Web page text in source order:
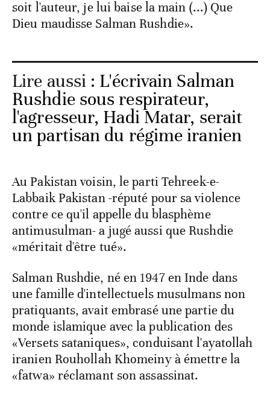
soit l'auteur, je lui baise la main (...) Que
Dieu maudisse Salman Rushdie».
Lire aussi : L'écrivain Salman
Rushdie sous respirateur,
l'agresseur, Hadi Matar, serait
un partisan du régime iranien
Au Pakistan voisin, le parti Tehreek-e-
Labbaik Pakistan -réputé pour sa violence
contre ce qu'il appelle du blasphème
antimusulman- a jugé aussi que Rushdie
«méritait d'être tué».
Salman Rushdie, né en 1947 en Inde dans
une famille d'intellectuels musulmans non
pratiquants, avait embrasé une partie du
monde islamique avec la publication des
«Versets sataniques», conduisant l'ayatollah
iranien Rouhollah Khomeiny à émettre la
«fatwa» réclamant son assassinat.